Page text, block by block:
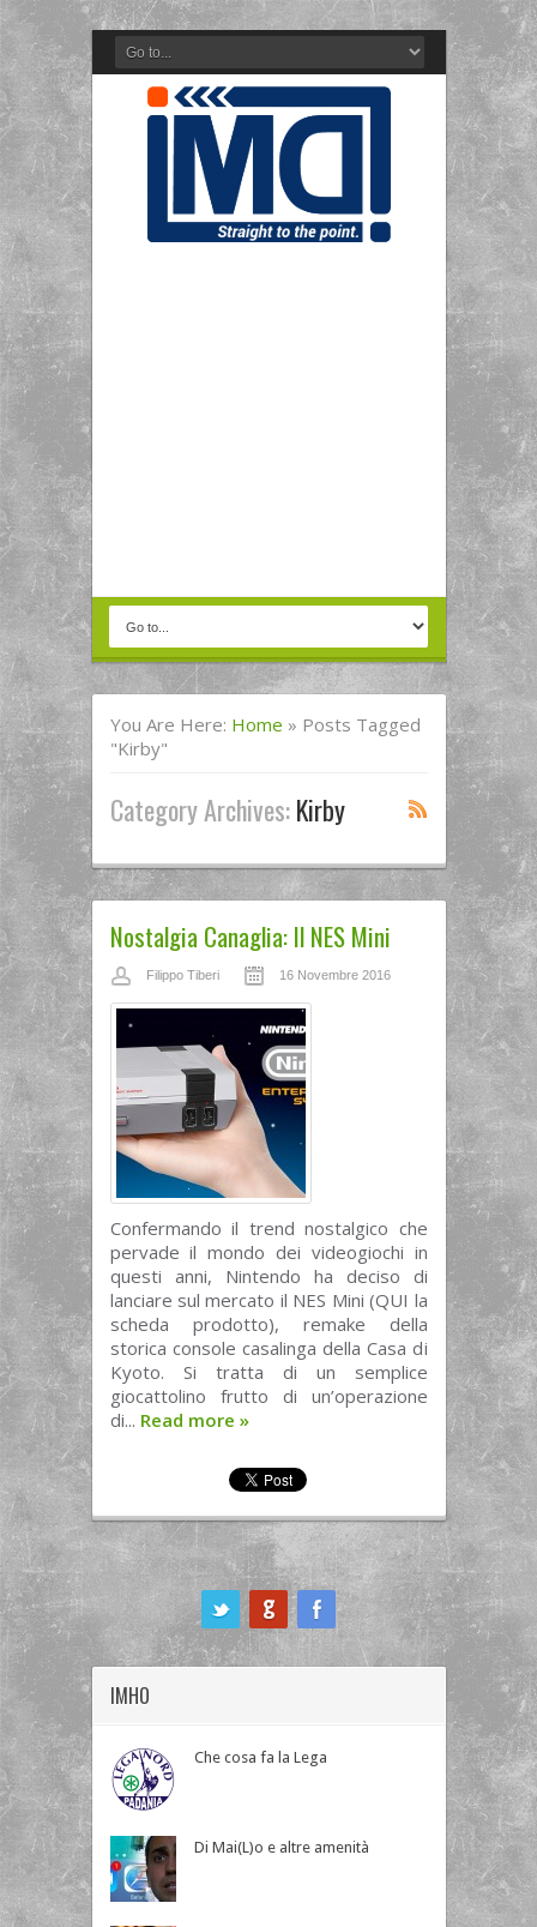
You Are Here: Home » Posts Tagged
"kirby"
Category Archives:Kirby
Nostalgia Canaglia: Il NES Mini
Filippo Tiberi 16 Novembre 2016
Confermando il trend nostalgico che
pervade il mondo dei videogiochi in
questi anni, Nintendo ha deciso di
lanciare sul mercato il NES Mini (QUI la
scheda prodotto), remake della
storica console casalinga della Casa di
Kyoto. Si tratta di un semplice
giocattolino frutto di un’operazione
di... Read more »
IMHO
Che cosa fa la Lega
Di Mai(L)o e altre amenità